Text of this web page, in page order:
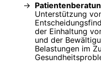
Unterstützung
der Einhaltung
und der
Belastungen im